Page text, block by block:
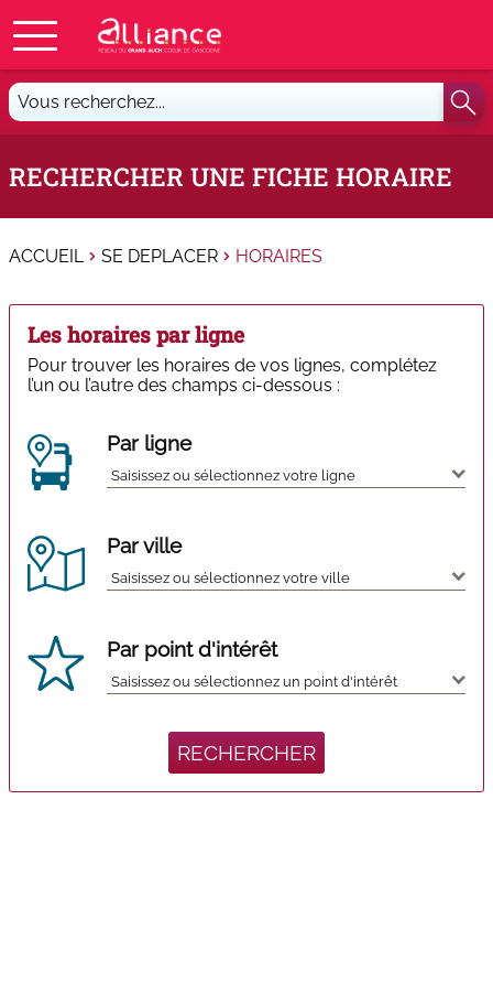
Vous
recherchez...
RECHERCHER UNE FICHE HORAIRE
ACCUEIL SE DEPLACER HORAIRES
Les horaires par ligne
Pour trouver les horaires de vos lignes, complétez
l’un ou l’autre des champs ci-dessous :
Par ligne
Par ville
Par point d'intérêt
RECHERCHER